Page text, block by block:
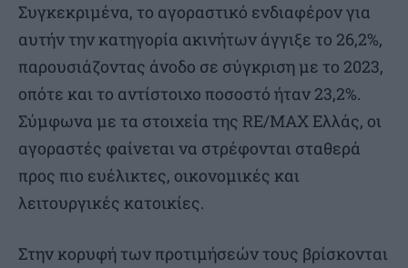
Συγκεκριμένα, το αγοραστικό ενδιαφέρον για
αυτήν την κατηγορία ακινήτων άγγιξε το 26,2%,
παρουσιάζοντας άνοδο σε σύγκριση με το 2023,
οπότε και το αντίστοιχο ποσοστό ήταν 23,2%.
Σύμφωνα με τα στοιχεία της RE/MAX Ελλάς, οι
αγοραστές φαίνεται να στρέφονται σταθερά
προς πιο ευέλικτες, οικονομικές και
λειτουργικές κατοικίες.
Στην κορυφή των προτιμήσεών τους βρίσκονται